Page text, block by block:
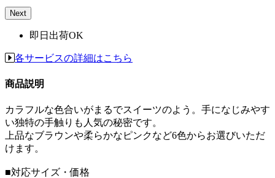
Next
即日出荷OK
各サービスの詳細はこちら
商品説明
カラフルな色合いがまるでスイーツのよう。手になじみやす
い独特の手触りも人気の秘密です。
上品なブラウンや柔らかなピンクなど6色からお選びいただ
けます。
■対応サイズ・価格